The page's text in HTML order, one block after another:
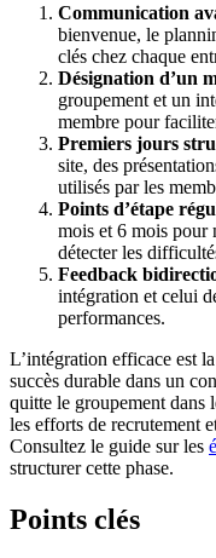
Communication
bienvenue, le
clés chez chaque
Désignation d’un
groupement et un
membre pour
Premiers jours
site, des
utilisés par les
Points d’étape
mois et 6 mois pour
détecter les
Feedback
intégration et celui
performances.
L’intégration efficace est
succès durable dans un
quitte le groupement dans
les efforts de recrutement
Consultez le guide sur les
structurer cette phase.
Points clés